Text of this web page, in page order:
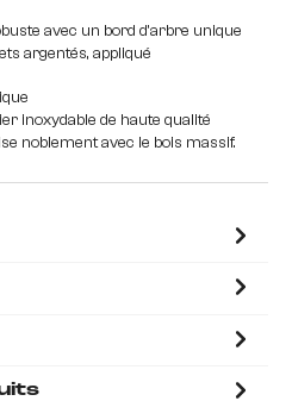
avec un bord d'arbre unique
argentés, appliqué
inoxydable de haute qualité
noblement avec le bois massif.